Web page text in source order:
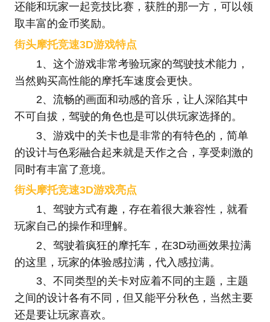
还能和玩家一起竞技比赛，获胜的那一方，可以领
取丰富的金币奖励。
街头摩托竞速3D游戏特点
1、这个游戏非常考验玩家的驾驶技术能力，
当然购买高性能的摩托车速度会更快。
2、流畅的画面和动感的音乐，让人深陷其中
不可自拔，驾驶的角色也是可以供玩家选择的。
3、游戏中的关卡也是非常的有特色的，简单
的设计与色彩融合起来就是天作之合，享受刺激的
同时有丰富了意境。
街头摩托竞速3D游戏亮点
1、驾驶方式有趣，存在着很大兼容性，就看
玩家自己的操作和理解。
2、驾驶着疯狂的摩托车，在3D动画效果拉满
的这里，玩家的体验感拉满，代入感拉满。
3、不同类型的关卡对应着不同的主题，主题
之间的设计各有不同，但又能平分秋色，当然主要
还是要让玩家喜欢。